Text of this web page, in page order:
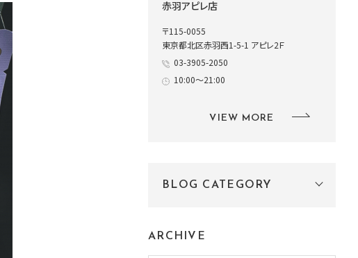
赤羽アピレ店
〒115-0055
東京都北区赤羽西1-5-1 アピレ2Ｆ
03-3905-2050
10:00～21:00
VIEW MORE
BLOG CATEGORY
ARCHIVE